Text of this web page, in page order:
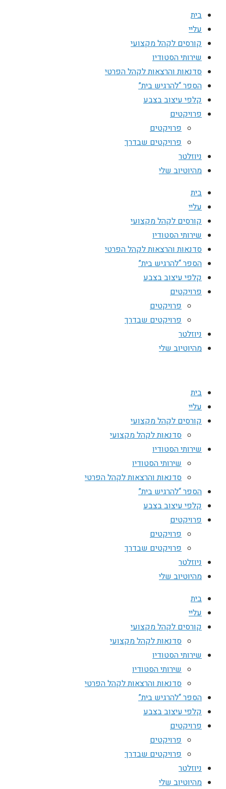
בית
עליי
קורסים לקהל מקצועי
שירותי הסטודיו
סדנאות והרצאות לקהל הפרטי
הספר “להרגיש בית”
קלפי עיצוב בצבע
פרויקטים
פרויקטים
פרויקטים שבדרך
ניוזלטר
מהיוטיוב שלי
בית
עליי
קורסים לקהל מקצועי
שירותי הסטודיו
סדנאות והרצאות לקהל הפרטי
הספר “להרגיש בית”
קלפי עיצוב בצבע
פרויקטים
פרויקטים
פרויקטים שבדרך
ניוזלטר
מהיוטיוב שלי
בית
עליי
קורסים לקהל מקצועי
סדנאות לקהל מקצועי
שירותי הסטודיו
שירותי הסטודיו
סדנאות והרצאות לקהל הפרטי
הספר “להרגיש בית”
קלפי עיצוב בצבע
פרויקטים
פרויקטים
פרויקטים שבדרך
ניוזלטר
מהיוטיוב שלי
בית
עליי
קורסים לקהל מקצועי
סדנאות לקהל מקצועי
שירותי הסטודיו
שירותי הסטודיו
סדנאות והרצאות לקהל הפרטי
הספר “להרגיש בית”
קלפי עיצוב בצבע
פרויקטים
פרויקטים
פרויקטים שבדרך
ניוזלטר
מהיוטיוב שלי